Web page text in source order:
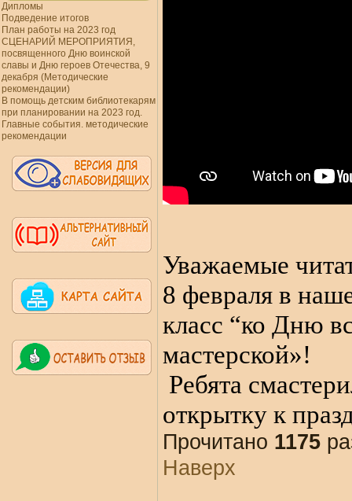
Дипломы
Подведение итогов
План работы на 2023 год
СЦЕНАРИЙ МЕРОПРИЯТИЯ,
посвященного Дню воинской
славы и Дню героев Отечества, 9
декабря (Методические
рекомендации)
В помощь детским библиотекарям
при планировании на 2023 год.
Главные события. методические
рекомендации
Уважаемые
8 февраля в
класс “ко Дню
мастерской»!
Ребята
открытку к
Прочитано 1175
Наверх